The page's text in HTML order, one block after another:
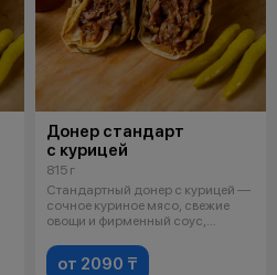
Донер стандарт
с курицей
815 г
Стандартный донер с курицей —
сочное куриное мясо, свежие
овощи и фирменный соус,
от 2090 ₸